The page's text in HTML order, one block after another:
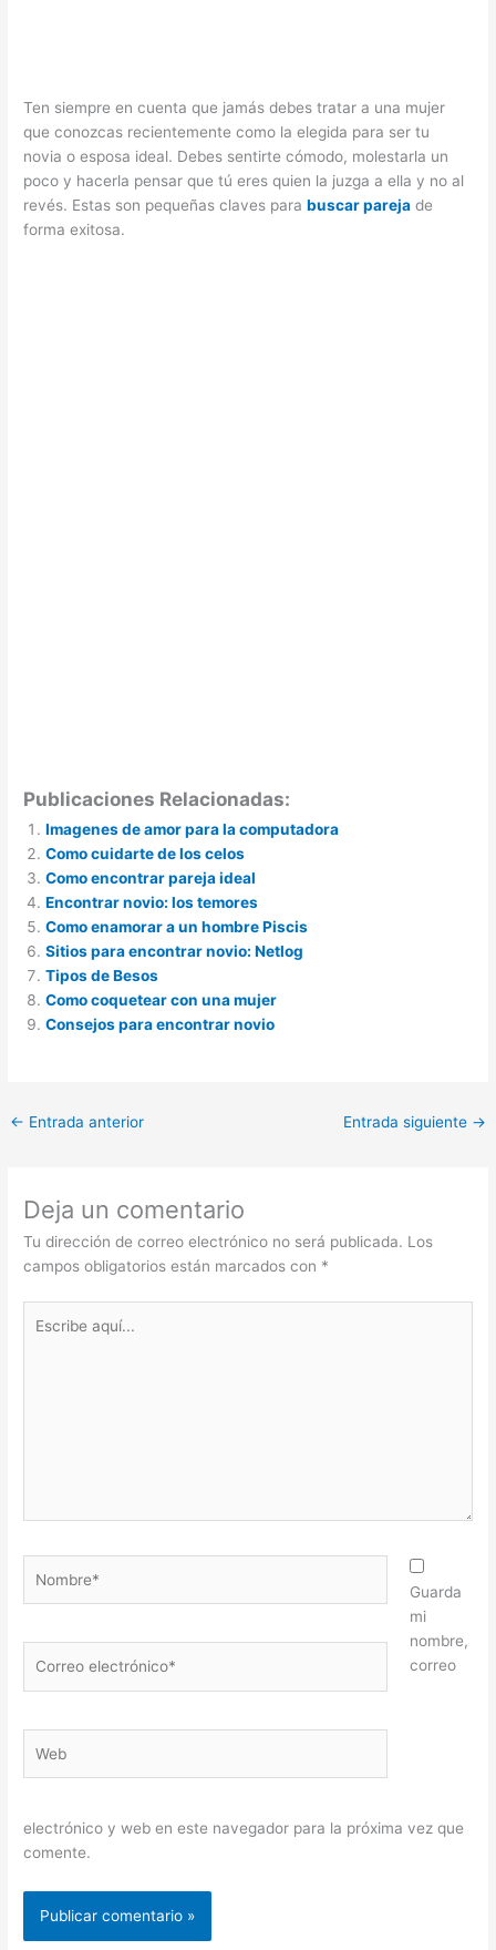
Ten siempre en cuenta que jamás debes tratar a una mujer
que conozcas recientemente como la elegida para ser tu
novia o esposa ideal. Debes sentirte cómodo, molestarla un
poco y hacerla pensar que tú eres quien la juzga a ella y no al
revés. Estas son pequeñas claves parabuscar pareja de
forma exitosa.
Publicaciones Relacionadas:
Imagenes de amor para la computadora
Como cuidarte de los celos
Como encontrar pareja ideal
Encontrar novio: los temores
Como enamorar a un hombre Piscis
Sitios para encontrar novio: Netlog
Tipos de Besos
Como coquetear con una mujer
Consejos para encontrar novio
← Entrada anterior Entrada siguiente →
Deja un comentario
Tu dirección de correo electrónico no será publicada. Los
campos obligatorios están marcados con *
aquí...
electrónico*
Guarda
mi
nombre,
correo
electrónico y web en este navegador para la próxima vez que
comente.